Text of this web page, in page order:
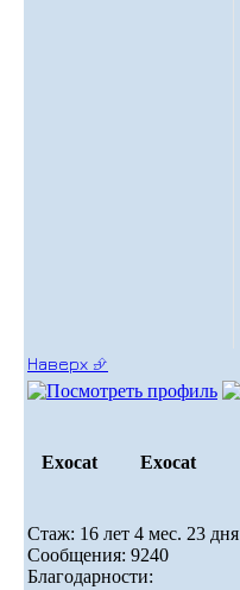
Наверх ⮵
Exocat Exocat
Стаж: 16 лет 4 мес. 23 дня
Сообщения: 9240
Благодарности: